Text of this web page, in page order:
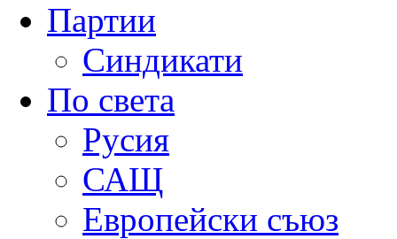
Партии
Синдикати
По света
Русия
САЩ
Европейски съюз